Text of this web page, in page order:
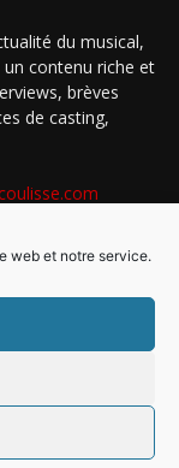
web et notre service.
du musical,
contenu riche et
brèves
de casting,
légales